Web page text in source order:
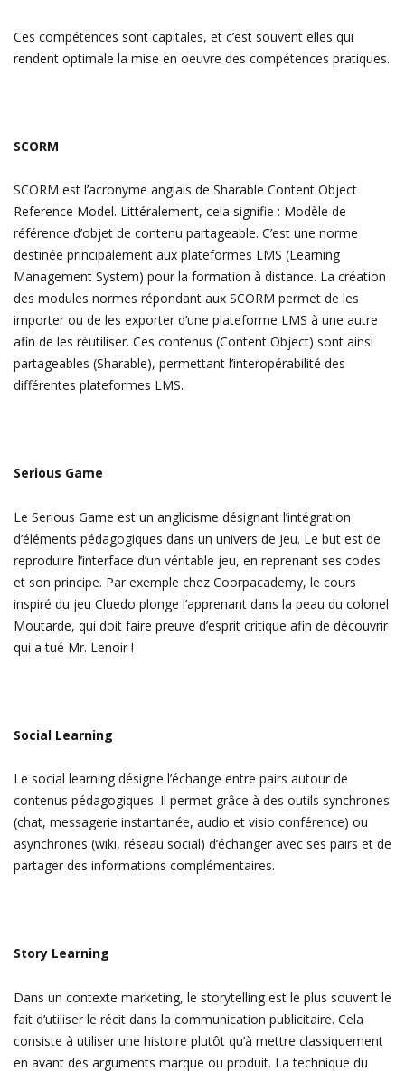
Ces compétences sont capitales, et c’est souvent elles qui
rendent optimale la mise en oeuvre des compétences pratiques.
SCORM
SCORM est l’acronyme anglais de Sharable Content Object
Reference Model. Littéralement, cela signifie : Modèle de
référence d’objet de contenu partageable. C’est une norme
destinée principalement aux plateformes LMS (Learning
Management System) pour la formation à distance. La création
des modules normes répondant aux SCORM permet de les
importer ou de les exporter d’une plateforme LMS à une autre
afin de les réutiliser. Ces contenus (Content Object) sont ainsi
partageables (Sharable), permettant l’interopérabilité des
différentes plateformes LMS.
Serious Game
Le Serious Game est un anglicisme désignant l’intégration
d’éléments pédagogiques dans un univers de jeu. Le but est de
reproduire l’interface d’un véritable jeu, en reprenant ses codes
et son principe. Par exemple chez Coorpacademy, le cours
inspiré du jeu Cluedo plonge l’apprenant dans la peau du colonel
Moutarde, qui doit faire preuve d’esprit critique afin de découvrir
qui a tué Mr. Lenoir !
Social Learning
Le social learning désigne l’échange entre pairs autour de
contenus pédagogiques. Il permet grâce à des outils synchrones
(chat, messagerie instantanée, audio et visio conférence) ou
asynchrones (wiki, réseau social) d’échanger avec ses pairs et de
partager des informations complémentaires.
Story Learning
Dans un contexte marketing, le storytelling est le plus souvent le
fait d’utiliser le récit dans la communication publicitaire. Cela
consiste à utiliser une histoire plutôt qu’à mettre classiquement
en avant des arguments marque ou produit. La technique du